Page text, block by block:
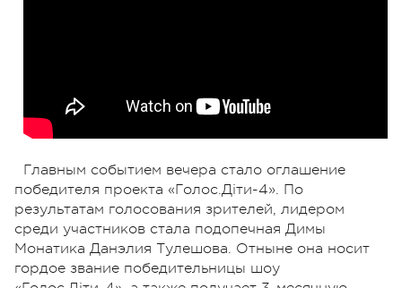
Главным событием вечера стало оглашение
победителя проекта «Голос.Діти-4». По
результатам голосования зрителей, лидером
среди участников стала подопечная Димы
Монатика Данэлия Тулешова. Отныне она носит
гордое звание победительницы шоу